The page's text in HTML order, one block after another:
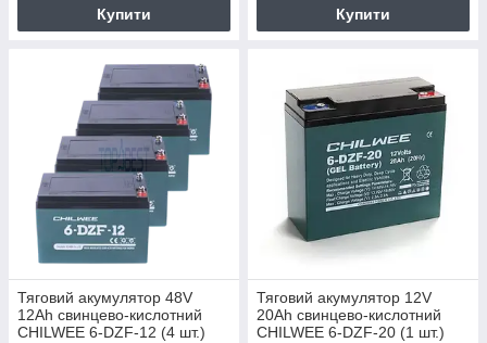
Купити Купити
Тяговий акумулятор 48V
12Ah свинцево-кислотний
CHILWEE 6-DZF-12 (4 шт.)
Тяговий акумулятор 12V
20Ah свинцево-кислотний
CHILWEE 6-DZF-20 (1 шт.)